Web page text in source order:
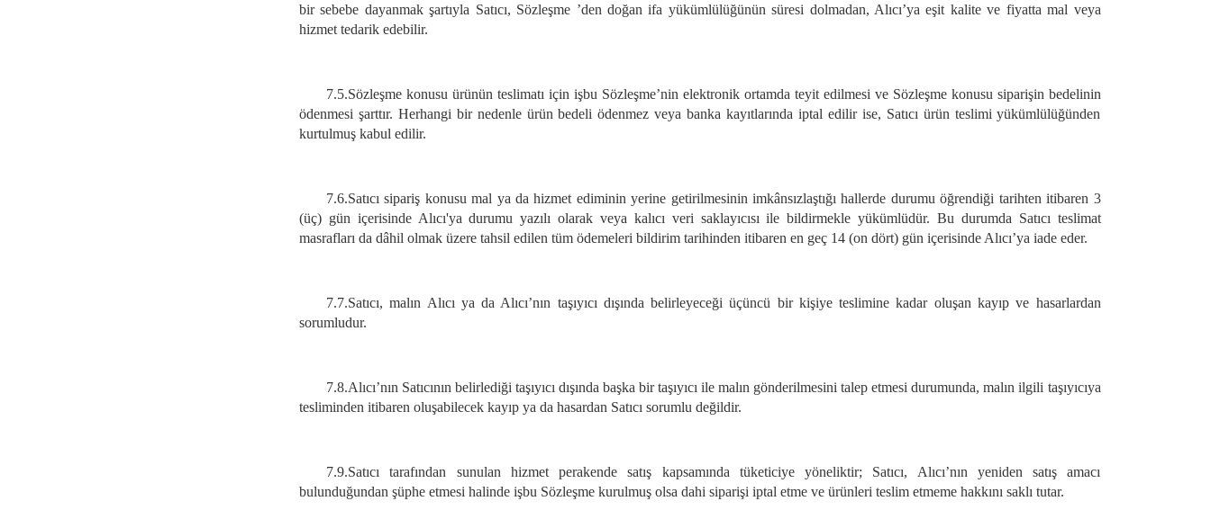
bir sebebe dayanmak şartıyla Satıcı, Sözleşme ’den doğan ifa yükümlülüğünün süresi dolmadan, Alıcı’ya eşit kalite ve fiyatta mal veya
hizmet tedarik edebilir.
7.5.Sözleşme konusu ürünün teslimatı için işbu Sözleşme’nin elektronik ortamda teyit edilmesi ve Sözleşme konusu siparişin bedelinin
ödenmesi şarttır. Herhangi bir nedenle ürün bedeli ödenmez veya banka kayıtlarında iptal edilir ise, Satıcı ürün teslimi yükümlülüğünden
kurtulmuş kabul edilir.
7.6.Satıcı sipariş konusu mal ya da hizmet ediminin yerine getirilmesinin imkânsızlaştığı hallerde durumu öğrendiği tarihten itibaren 3
(üç) gün içerisinde Alıcı'ya durumu yazılı olarak veya kalıcı veri saklayıcısı ile bildirmekle yükümlüdür. Bu durumda Satıcı teslimat
masrafları da dâhil olmak üzere tahsil edilen tüm ödemeleri bildirim tarihinden itibaren en geç 14 (on dört) gün içerisinde Alıcı’ya iade eder.
7.7.Satıcı, malın Alıcı ya da Alıcı’nın taşıyıcı dışında belirleyeceği üçüncü bir kişiye teslimine kadar oluşan kayıp ve hasarlardan
sorumludur.
7.8.Alıcı’nın Satıcının belirlediği taşıyıcı dışında başka bir taşıyıcı ile malın gönderilmesini talep etmesi durumunda, malın ilgili taşıyıcıya
tesliminden itibaren oluşabilecek kayıp ya da hasardan Satıcı sorumlu değildir.
7.9.Satıcı tarafından sunulan hizmet perakende satış kapsamında tüketiciye yöneliktir; Satıcı, Alıcı’nın yeniden satış amacı
bulunduğundan şüphe etmesi halinde işbu Sözleşme kurulmuş olsa dahi siparişi iptal etme ve ürünleri teslim etmeme hakkını saklı tutar.